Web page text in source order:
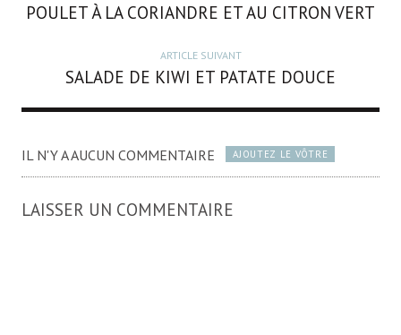
POULET À LA CORIANDRE ET AU CITRON VERT
ARTICLE SUIVANT
SALADE DE KIWI ET PATATE DOUCE
IL N'Y A AUCUN COMMENTAIRE AJOUTEZ LE VÔTRE
LAISSER UN COMMENTAIRE